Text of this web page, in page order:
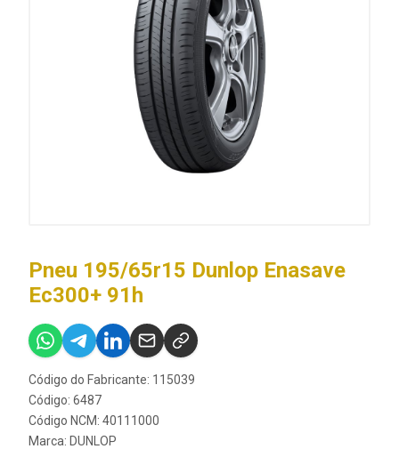
Pneu 195/65r15 Dunlop Enasave
Ec300+ 91h
Código do Fabricante: 115039
Código: 6487
Código NCM: 40111000
Marca: DUNLOP